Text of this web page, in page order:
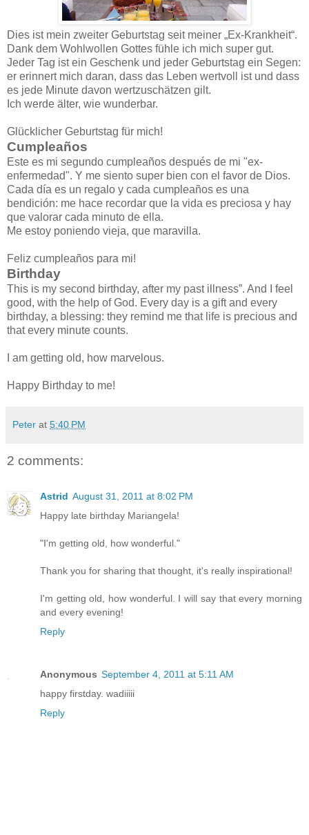
Dies ist mein zweiter Geburtstag seit meiner „Ex-Krankheit“.
Dank dem Wohlwollen Gottes fühle ich mich super gut.
Jeder Tag ist ein Geschenk und jeder Geburtstag ein Segen:
er erinnert mich daran, dass das Leben wertvoll ist und dass
es jede Minute davon wertzuschätzen gilt.
Ich werde älter, wie wunderbar.
Glücklicher Geburtstag für mich!
Cumpleaños
Este es mi segundo cumpleaños después de mi "ex-
enfermedad". Y me siento super bien con el favor de Dios.
Cada día es un regalo y cada cumpleaños es una
bendición: me hace recordar que la vida es preciosa y hay
que valorar cada minuto de ella.
Me estoy poniendo vieja, que maravilla.
Feliz cumpleaños para mi!
Birthday
This is my second birthday, after my past illness”. And I feel
good, with the help of God. Every day is a gift and every
birthday, a blessing: they remind me that life is precious and
that every minute counts.
I am getting old, how marvelous.
Happy Birthday to me!
Peter at 5:40 PM
2 comments:
Astrid August 31, 2011 at 8:02 PM
Happy late birthday Mariangela!
"I'm getting old, how wonderful."
Thank you for sharing that thought, it's really inspirational!
I'm getting old, how wonderful. I will say that every morning
and every evening!
Reply
Anonymous September 4, 2011 at 5:11 AM
happy firstday. wadiiiii
Reply